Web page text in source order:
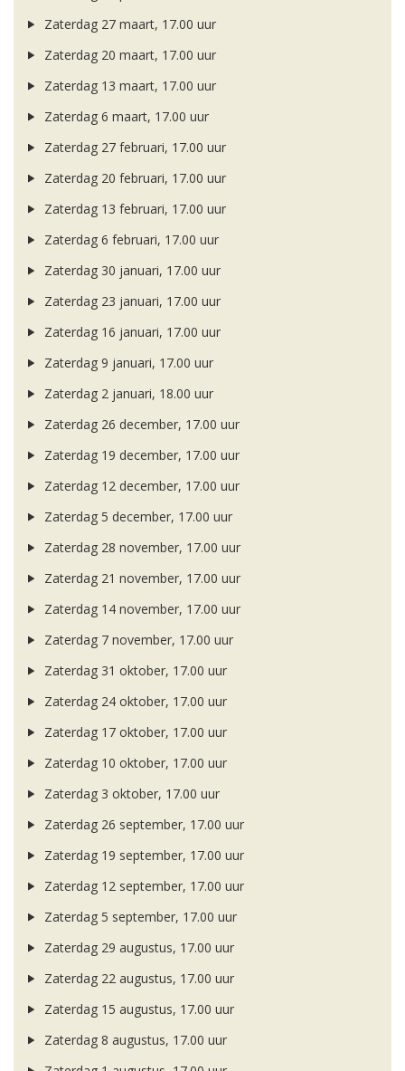
Zaterdag 27 maart, 17.00 uur
Zaterdag 20 maart, 17.00 uur
Zaterdag 13 maart, 17.00 uur
Zaterdag 6 maart, 17.00 uur
Zaterdag 27 februari, 17.00 uur
Zaterdag 20 februari, 17.00 uur
Zaterdag 13 februari, 17.00 uur
Zaterdag 6 februari, 17.00 uur
Zaterdag 30 januari, 17.00 uur
Zaterdag 23 januari, 17.00 uur
Zaterdag 16 januari, 17.00 uur
Zaterdag 9 januari, 17.00 uur
Zaterdag 2 januari, 18.00 uur
Zaterdag 26 december, 17.00 uur
Zaterdag 19 december, 17.00 uur
Zaterdag 12 december, 17.00 uur
Zaterdag 5 december, 17.00 uur
Zaterdag 28 november, 17.00 uur
Zaterdag 21 november, 17.00 uur
Zaterdag 14 november, 17.00 uur
Zaterdag 7 november, 17.00 uur
Zaterdag 31 oktober, 17.00 uur
Zaterdag 24 oktober, 17.00 uur
Zaterdag 17 oktober, 17.00 uur
Zaterdag 10 oktober, 17.00 uur
Zaterdag 3 oktober, 17.00 uur
Zaterdag 26 september, 17.00 uur
Zaterdag 19 september, 17.00 uur
Zaterdag 12 september, 17.00 uur
Zaterdag 5 september, 17.00 uur
Zaterdag 29 augustus, 17.00 uur
Zaterdag 22 augustus, 17.00 uur
Zaterdag 15 augustus, 17.00 uur
Zaterdag 8 augustus, 17.00 uur